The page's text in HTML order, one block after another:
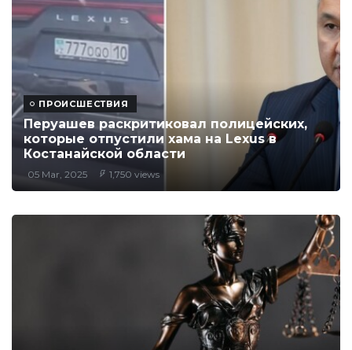
ПРОИСШЕСТВИЯ
Перуашев раскритиковал полицейских,
которые отпустили хама на Lexus в
Костанайской области
05 Mar, 2025 1,750 views